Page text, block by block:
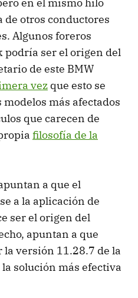
de otros conductores
Algunos foreros
podría ser el origen del
de este BMW
vez que esto se
más afectados
que carecen de
filosofía de la
a que el
a la aplicación de
ser el origen del
apuntan a que
versión 11.28.7 de la
solución más efectiva